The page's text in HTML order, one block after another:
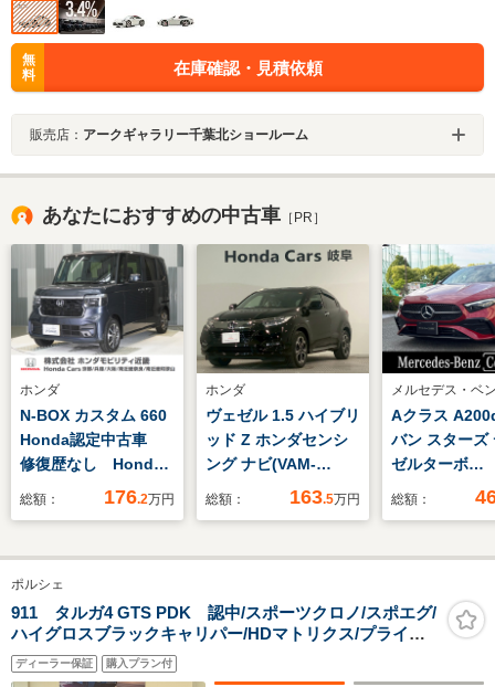
無
料
在庫確認・見積依頼
販売店： アークギャラリー千葉北ショールーム
あなたにおすすめの中古車 ［PR］
ホンダ
N-BOX カスタム 660
Honda認定中古車
修復歴なし Honda
販売店全国保証2年
ETC ドラレコ 車線
＆車間維持オートクル
ーズ シートヒータ
ー 電動スライドドア
総額： 176.2万円
ホンダ
ヴェゼル 1.5 ハイブリ
ッド Z ホンダセンシ
ング ナビ(VAM-
195VFi) Apple
DVD TV ラジオ
トヒーター オートリ
トラミラー
総額： 163.5万円
メルセデス・ベ
Aクラス
バン スターズ
ゼルターボ
MP202601 パ
ック パノラミ
総額：
ポルシェ
911 タルガ4 GTS PDK 認中/スポーツクロノ/スポエグ/
ハイグロスブラックキャリパー/HDマトリクス/プライバ
シーガラス/フロントリフト/ナイトビジョン/BOSEサウン
ド
ディーラー保証 購入プラン付